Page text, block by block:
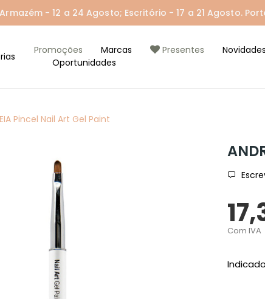
- 12 a 24 Agosto; Escritório - 17 a 21 Agosto.
Promoções Marcas Presentes Novidades
Oportunidades
Pincel Nail Art Gel Paint
Com IVA